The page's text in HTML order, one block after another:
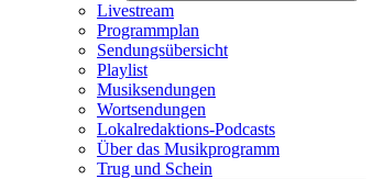
Livestream
Programmplan
Sendungsübersicht
Playlist
Musiksendungen
Wortsendungen
Lokalredaktions-Podcasts
Über das Musikprogramm
Trug und Schein